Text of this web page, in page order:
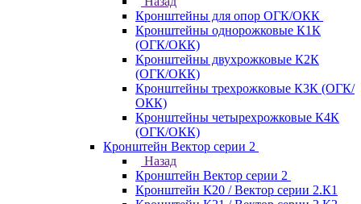
Кронштейны для опор ОГК/ОКК
Кронштейны однорожковые К1К
(ОГК/ОКК)
Кронштейны двухрожковые К2К
(ОГК/ОКК)
Кронштейны трехрожковые К3К (ОГК/
ОКК)
Кронштейны четырехрожковые К4К
(ОГК/ОКК)
Кронштейн Вектор серии 2
Назад
Кронштейн Вектор серии 2
Кронштейн К20 / Вектор серии 2.К1